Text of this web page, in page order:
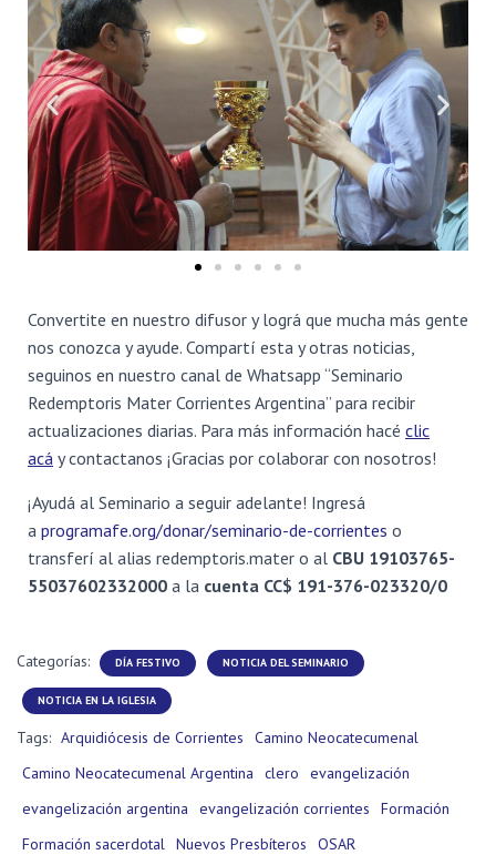
Convertite en nuestro difusor y lográ que mucha más gente
nos conozca y ayude. Compartí esta y otras noticias,
seguinos en nuestro canal de Whatsapp “Seminario
Redemptoris Mater Corrientes Argentina” para recibir
actualizaciones diarias. Para más información hacé clic
acá y contactanos ¡Gracias por colaborar con nosotros!
¡Ayudá al Seminario a seguir adelante! Ingresá
a programafe.org/donar/seminario-de-corrientes o
transferí al alias redemptoris.mater o al CBU 19103765-
55037602332000 a la cuenta CC$ 191-376-023320/0
Categorías: DÍA FESTIVO NOTICIA DEL SEMINARIO
NOTICIA EN LA IGLESIA
Tags: Arquidiócesis de Corrientes
Camino Neocatecumenal
Camino Neocatecumenal Argentina
clero
evangelización
evangelización argentina
evangelización corrientes
Formación
Formación sacerdotal Nuevos Presbíteros
OSAR